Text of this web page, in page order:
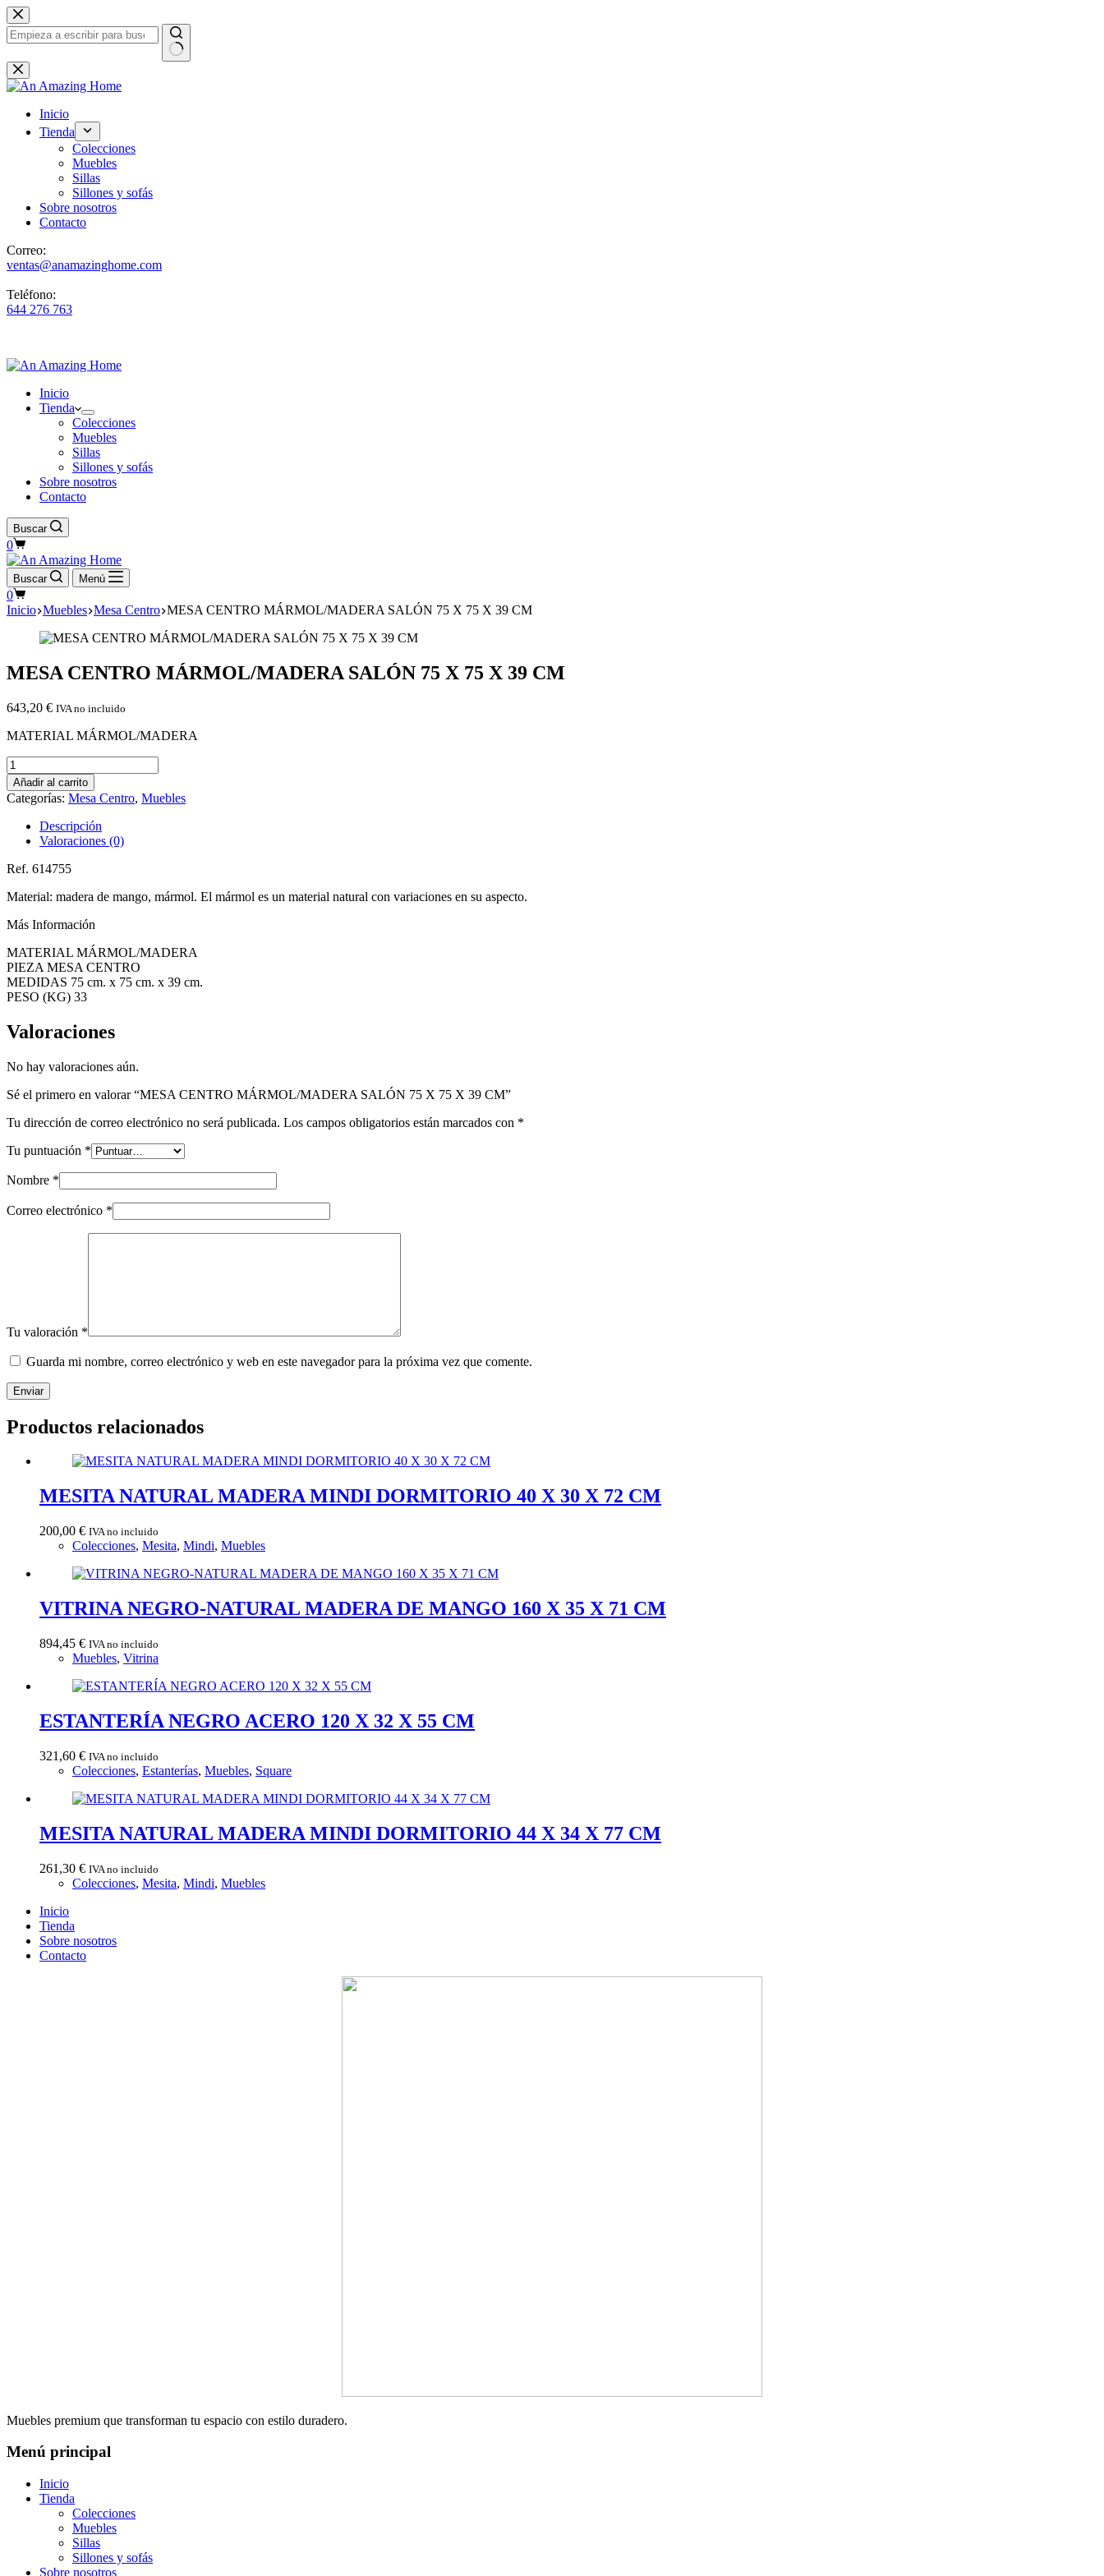
Saltar
al
contenido
Sin
resultados
Inicio
Tienda
Colecciones
Muebles
Sillas
Sillones y sofás
Sobre nosotros
Contacto
Correo:
ventas@anamazinghome.com
Teléfono:
644 276 763
Inicio
Tienda
Colecciones
Muebles
Sillas
Sillones y sofás
Sobre nosotros
Contacto
Buscar
Carro
de
compra
0
Buscar Menú
Carro
de
0
Inicio Muebles Mesa Centro MESA CENTRO MÁRMOL/MADERA SALÓN 75 X 75 X 39 CM
MESA CENTRO MÁRMOL/MADERA SALÓN 75 X 75 X 39 CM
643,20 € IVA no incluido
MATERIAL MÁRMOL/MADERA
MESA
CENTRO
MÁRMOL/MADERA
SALÓN
X
CM
Añadir al carrito
Categorías: Mesa Centro, Muebles
Descripción
Valoraciones (0)
Ref. 614755
Material: madera de mango, mármol. El mármol es un material natural con variaciones en su aspecto.
Más Información
MATERIAL MÁRMOL/MADERA
PIEZA MESA CENTRO
MEDIDAS 75 cm. x 75 cm. x 39 cm.
PESO (KG) 33
Valoraciones
No hay valoraciones aún.
Sé el primero en valorar “MESA CENTRO MÁRMOL/MADERA SALÓN 75 X 75 X 39 CM”
Tu dirección de correo electrónico no será publicada. Los campos obligatorios están marcados con *
Tu puntuación *
Nombre *
Correo electrónico *
Tu valoración *
Guarda mi nombre, correo electrónico y web en este navegador para la próxima vez que comente.
Enviar
Productos relacionados
MESITA NATURAL MADERA MINDI DORMITORIO 40 X 30 X 72 CM
200,00 € IVA no incluido
Colecciones, Mesita, Mindi, Muebles
VITRINA NEGRO-NATURAL MADERA DE MANGO 160 X 35 X 71 CM
894,45 € IVA no incluido
Muebles, Vitrina
ESTANTERÍA NEGRO ACERO 120 X 32 X 55 CM
321,60 € IVA no incluido
Colecciones, Estanterías, Muebles, Square
MESITA NATURAL MADERA MINDI DORMITORIO 44 X 34 X 77 CM
261,30 € IVA no incluido
Colecciones, Mesita, Mindi, Muebles
Inicio
Tienda
Sobre nosotros
Contacto
Muebles premium que transforman tu espacio con estilo duradero.
Menú principal
Inicio
Tienda
Colecciones
Muebles
Sillas
Sillones y sofás
Sobre nosotros